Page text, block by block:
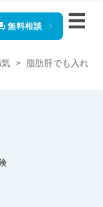
無料相談
気
脂肪肝でも入れ